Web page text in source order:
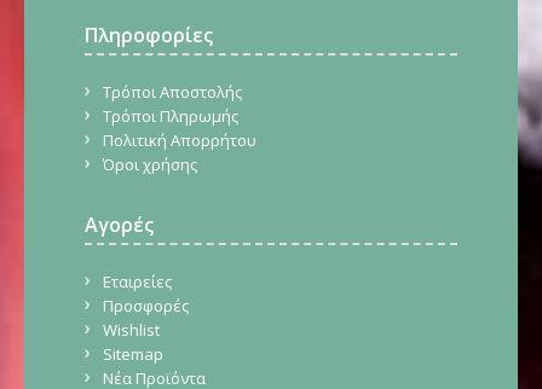
Πληροφορίες
Τρόποι Αποστολής
Τρόποι Πληρωμής
Πολιτική Απορρήτου
Όροι χρήσης
Αγορές
Εταιρείες
Προσφορές
Wishlist
Sitemap
Νέα Προϊόντα